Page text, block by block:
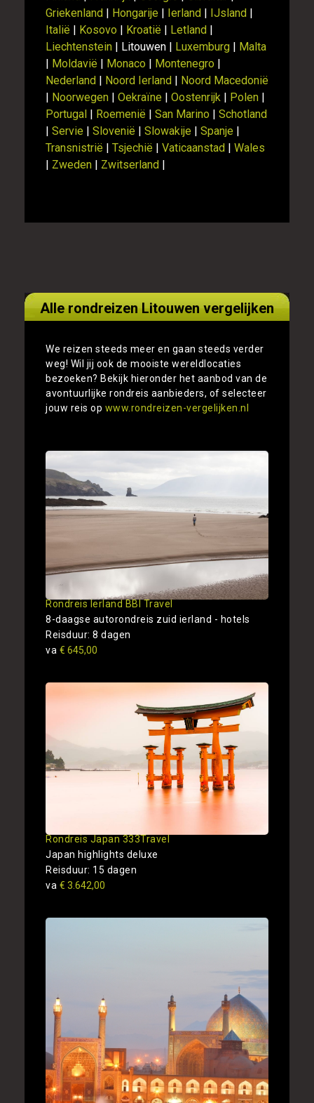
Griekenland | Hongarije | Ierland | IJsland |
Italië | Kosovo | Kroatië | Letland |
Liechtenstein | Litouwen | Luxemburg | Malta
| Moldavië | Monaco | Montenegro |
Nederland | Noord Ierland | Noord Macedonië
| Noorwegen | Oekraïne | Oostenrijk | Polen |
Portugal | Roemenië | San Marino | Schotland
| Servie | Slovenië | Slowakije | Spanje |
Transnistrië | Tsjechië | Vaticaanstad | Wales
| Zweden | Zwitserland |
Alle rondreizen Litouwen vergelijken
We reizen steeds meer en gaan steeds verder
weg! Wil jij ook de mooiste wereldlocaties
bezoeken? Bekijk hieronder het aanbod van de
avontuurlijke rondreis aanbieders, of selecteer
jouw reis op www.rondreizen-vergelijken.nl
Rondreis Ierland BBI Travel
8-daagse autorondreis zuid ierland - hotels
Reisduur: 8 dagen
va € 645,00
Rondreis Japan 333Travel
Japan highlights deluxe
Reisduur: 15 dagen
va € 3.642,00